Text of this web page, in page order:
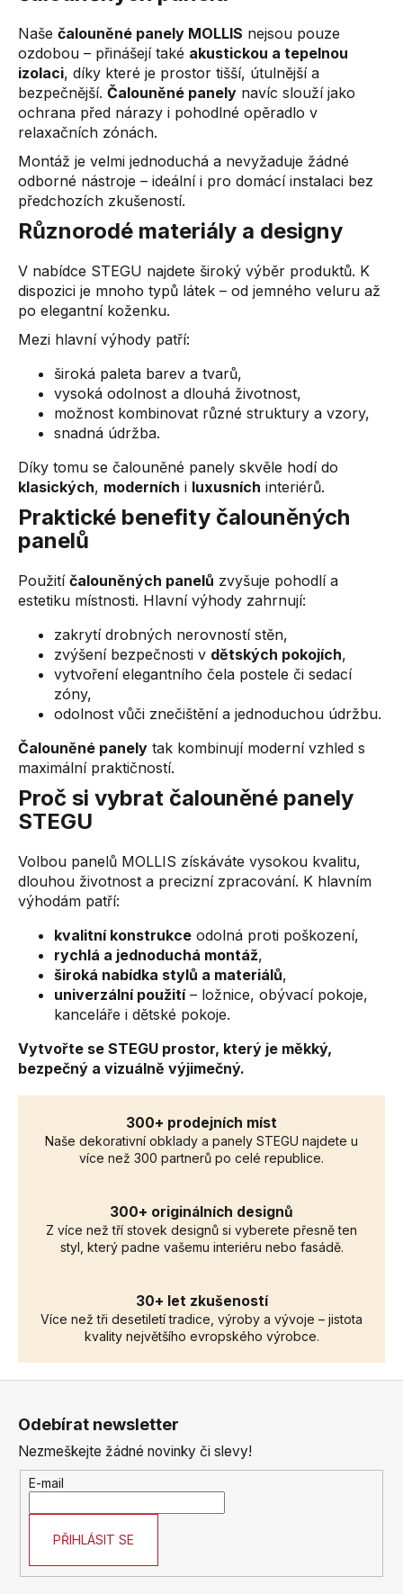
v
ý
p
i
s
u
Naše čalouněné panely MOLLIS nejsou pouze
ozdobou – přinášejí také akustickou a tepelnou
izolaci, díky které je prostor tišší, útulnější a
bezpečnější. Čalouněné panely navíc slouží jako
ochrana před nárazy i pohodlné opěradlo v
relaxačních zónách.
Montáž je velmi jednoduchá a nevyžaduje žádné
odborné nástroje – ideální i pro domácí instalaci bez
předchozích zkušeností.
Různorodé materiály a designy
V nabídce STEGU najdete široký výběr produktů. K
dispozici je mnoho typů látek – od jemného veluru až
po elegantní koženku.
Mezi hlavní výhody patří:
široká paleta barev a tvarů,
vysoká odolnost a dlouhá životnost,
možnost kombinovat různé struktury a vzory,
snadná údržba.
Díky tomu se čalouněné panely skvěle hodí do
klasických, moderních i luxusních interiérů.
Praktické benefity čalouněných
panelů
Použití čalouněných panelů zvyšuje pohodlí a
estetiku místnosti. Hlavní výhody zahrnují:
zakrytí drobných nerovností stěn,
zvýšení bezpečnosti v dětských pokojích,
vytvoření elegantního čela postele či sedací
zóny,
odolnost vůči znečištění a jednoduchou údržbu.
Čalouněné panely tak kombinují moderní vzhled s
maximální praktičností.
Proč si vybrat čalouněné panely
STEGU
Volbou panelů MOLLIS získáváte vysokou kvalitu,
dlouhou životnost a precizní zpracování. K hlavním
výhodám patří:
kvalitní konstrukce odolná proti poškození,
rychlá a jednoduchá montáž,
široká nabídka stylů a materiálů,
univerzální použití– ložnice, obývací pokoje,
kanceláře i dětské pokoje.
Vytvořte se STEGU prostor, který je měkký,
bezpečný a vizuálně výjimečný.
300+ prodejních míst
Naše dekorativní obklady a panely STEGU najdete u
více než 300 partnerů po celé republice.
300+ originálních designů
Z více než tří stovek designů si vyberete přesně ten
styl, který padne vašemu interiéru nebo fasádě.
30+ let zkušeností
Více než tři desetiletí tradice, výroby a vývoje – jistota
kvality největšího evropského výrobce.
Odebírat newsletter
Nezmeškejte žádné novinky či slevy!
E-mail
PŘIHLÁSIT SE